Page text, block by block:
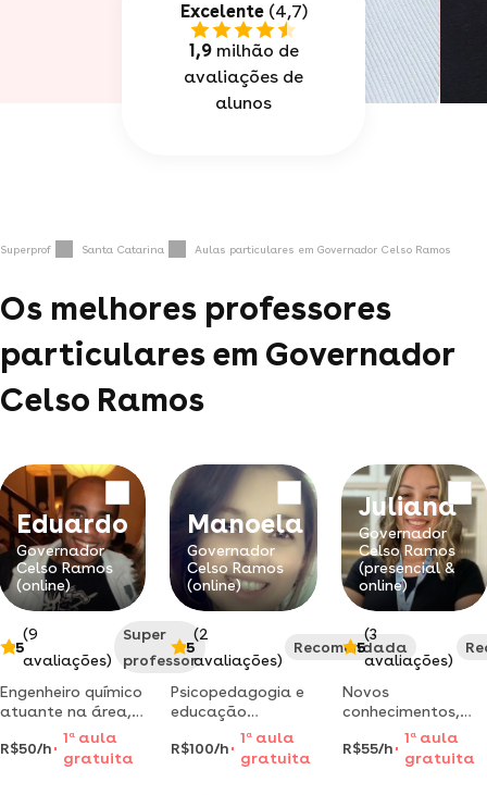
Excelente(4,7)
1,9milhão de
avaliações de
alunos
Superprof Santa Catarina Aulas particulares em Governador Celso Ramos
Os melhores professores
particulares em Governador
Celso Ramos
Eduardo
Governador
Celso Ramos
(online)
5
(9
avaliações)
Super
professor
Engenheiro químico
atuante na área,
formado pela ufrj,
possui experiência
lecionando aulas
R$50/h
1 aaula
gratuita
Manoela
Governador
Celso Ramos
(online)
5
(2
avaliações)
Recomendada
Psicopedagogia e
educação
atendimento para
dificuldades e
R$100/h
1 a aula
gratuita
Juliana
Governador
Celso Ramos
(presencial &
online)
5
(3
avaliações)
Novos
conhecimentos,
novos métodos,
uma nova
oportunidade para
R$55/h
1 aaula
gratuita